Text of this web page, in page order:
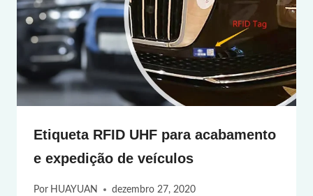
Etiqueta RFID UHF para acabamento
e expedição de veículos
Por HUAYUAN dezembro 27, 2020